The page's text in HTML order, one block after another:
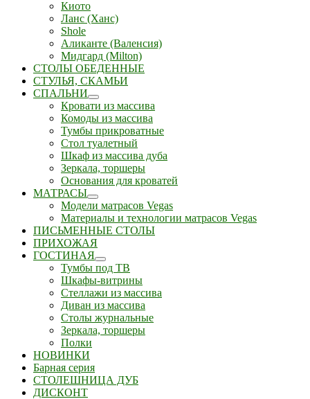
Киото
Ланс (Ханс)
Shole
Аликанте (Валенсия)
Мидгард (Milton)
СТОЛЫ ОБЕДЕННЫЕ
СТУЛЬЯ, СКАМЬИ
СПАЛЬНИ
Кровати из массива
Комоды из массива
Тумбы прикроватные
Стол туалетный
Шкаф из массива дуба
Зеркала, торшеры
Основания для кроватей
МАТРАСЫ
Модели матрасов Vegas
Материалы и технологии матрасов Vegas
ПИСЬМЕННЫЕ СТОЛЫ
ПРИХОЖАЯ
ГОСТИНАЯ
Тумбы под ТВ
Шкафы-витрины
Стеллажи из массива
Диван из массива
Столы журнальные
Зеркала, торшеры
Полки
НОВИНКИ
Барная серия
СТОЛЕШНИЦА ДУБ
ДИСКОНТ